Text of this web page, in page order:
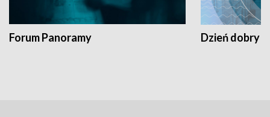
Forum Panoramy Dzień dobry